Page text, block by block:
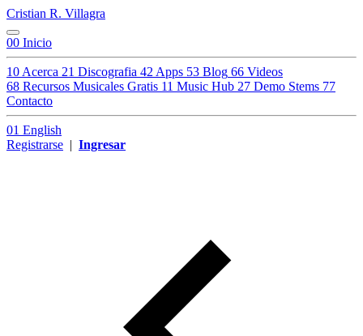
Cristian R. Villagra
00 Inicio
10 Acerca 21 Discografia 42 Apps 53 Blog 66 Videos
68 Recursos Musicales Gratis 11 Music Hub 27 Demo Stems 77
Contacto
01 English
Registrarse | Ingresar